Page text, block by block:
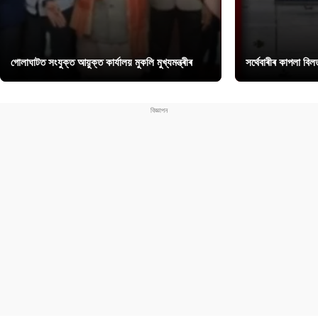
গোলাঘাটত সংযুক্ত আয়ুক্ত কাৰ্যালয় মুকলি মুখ্যমন্ত্ৰীৰ সৰ্থেবাৰীৰ কাপলা